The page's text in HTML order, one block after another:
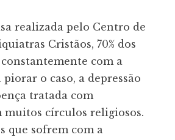
realizada pelo Centro de
Cristãos, 70% dos
com a
piorar o caso, a depressão
tratada com
muitos círculos religiosos.
que sofrem com a